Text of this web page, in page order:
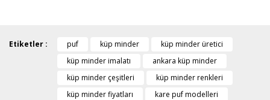
Etiketler : puf küp minder
küp minder üretici
küp minder imalatı
ankara küp minder
küp minder çeşitleri
küp minder renkleri
küp minder fiyatları
kare puf modelleri